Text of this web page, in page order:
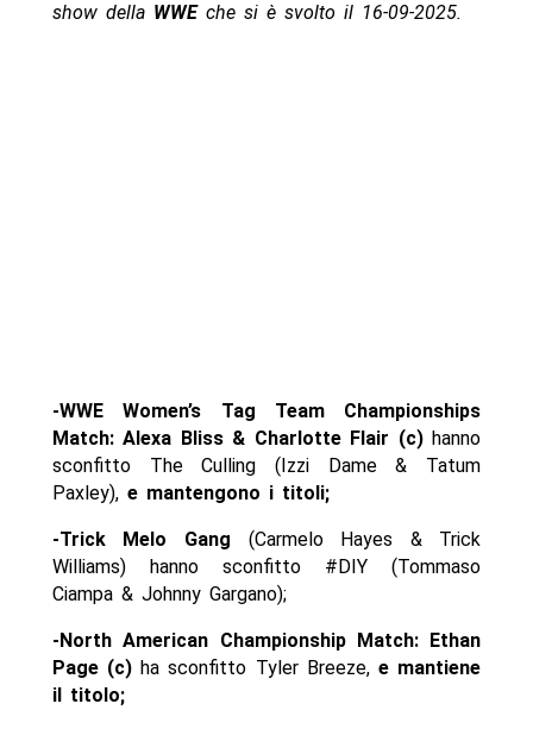
show della WWEche si è svolto il 16-09-2025.
-WWE Women’s Tag Team Championships
Match: Alexa Bliss & Charlotte Flair (c)hanno
sconfitto The Culling (Izzi Dame & Tatum
Paxley), e mantengono i titoli;
-Trick Melo Gang (Carmelo Hayes & Trick
Williams) hanno sconfitto #DIY (Tommaso
Ciampa & Johnny Gargano);
-North American Championship Match: Ethan
Page (c) ha sconfitto Tyler Breeze,e mantiene
il titolo;